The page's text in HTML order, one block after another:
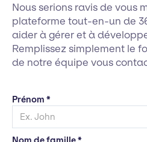
Nous serions ravis de vous
plateforme tout-en-un de
aider à gérer et à
Remplissez simplement le
de notre équipe vous
Prénom *